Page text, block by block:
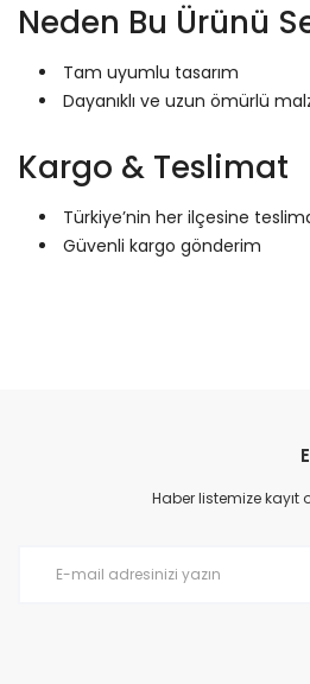
Neden Bu Ürünü
Tam uyumlu tasarım
Dayanıklı ve uzun ömürlü
Kargo & Teslimat
Türkiye’nin her ilçesine
Güvenli kargo gönderim
Ürün resmi kalitesiz, bozuk veya
Ürün açıklamasında eksik bilgiler
Haber listemize